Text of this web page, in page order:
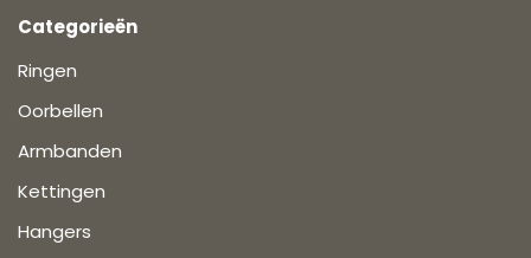
Categorieën
Ringen
Oorbellen
Armbanden
Kettingen
Hangers